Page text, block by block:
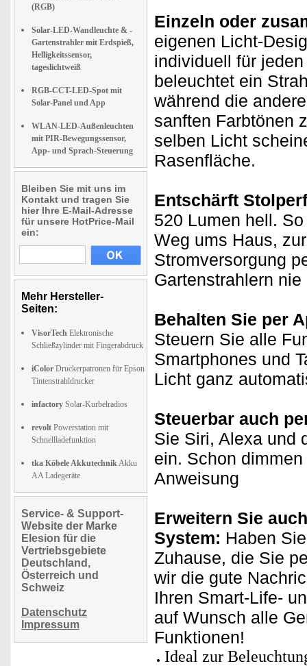
(RGB)
Solar-LED-Wandleuchte & -
Gartenstrahler mit Erdspieß,
Helligkeitssensor,
tageslichtweiß
RGB-CCT-LED-Spot mit
Solar-Panel und App
WLAN-LED-Außenleuchten
mit PIR-Bewegungssensor,
App- und Sprach-Steuerung
Bleiben Sie mit uns im
Kontakt und tragen Sie
hier Ihre E-Mail-Adresse
für unsere HotPrice-Mail
ein:
Mehr Hersteller-
Seiten:
VisorTech Elektronische
Schließzylinder mit Fingerabdruck
iColor Druckerpatronen für Epson
Tintenstrahldrucker
infactory Solar-Kurbelradios
revolt Powerstation mit
Schnellladefunktion
tka Köbele AkkutechnikAkku
AA Ladegeräte
Service- & Support-
Website der Marke
Elesion für die
Vertriebsgebiete
Deutschland,
Österreich und
Schweiz
Datenschutz
Impressum
Einzeln oder
eigenen Licht-
individuell für
beleuchtet ein
während die
sanften Farbtönen
selben Licht
Rasenfläche.
Entschärft
520 Lumen hell.
Weg ums Haus,
Stromversorgung
Gartenstrahlern
Behalten Sie per
Steuern Sie alle
Smartphones und
Licht ganz
Steuerbar auch
Sie Siri, Alexa und
ein. Schon
Anweisung
Erweitern Sie
System: Haben
Zuhause, die Sie
wir die gute
Ihren Smart-Life-
auf Wunsch alle
Funktionen!
Ideal zur